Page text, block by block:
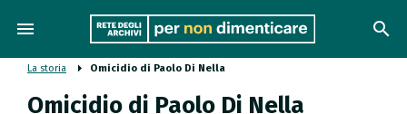
menu search
La storia Omicidio di Paolo Di Nella
Omicidio di Paolo Di Nella